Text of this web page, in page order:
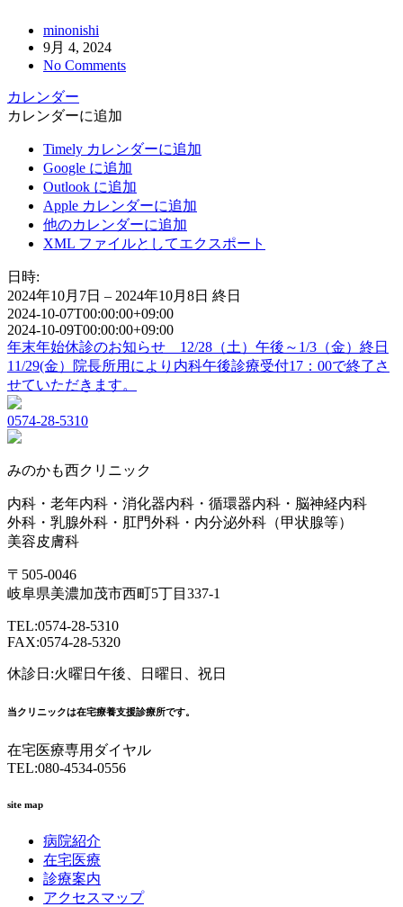
minonishi
9月 4, 2024
No Comments
カレンダー
カレンダーに追加
Timely カレンダーに追加
Google に追加
Outlook に追加
Apple カレンダーに追加
他のカレンダーに追加
XML ファイルとしてエクスポート
日時:
2024年10月7日 – 2024年10月8日 終日
2024-10-07T00:00:00+09:00
2024-10-09T00:00:00+09:00
年末年始休診のお知らせ 12/28（土）午後～1/3（金）終日
11/29(金）院長所用により内科午後診療受付17：00で終了さ
せていただきます。
0574-28-5310
みのかも西クリニック
内科・老年内科・消化器内科・循環器内科・脳神経内科
外科・乳腺外科・肛門外科・内分泌外科（甲状腺等）
美容皮膚科
〒505-0046
岐阜県美濃加茂市西町5丁目337-1
TEL:0574-28-5310
FAX:0574-28-5320
休診日:火曜日午後、日曜日、祝日
当クリニックは在宅療養支援診療所です。
在宅医療専用ダイヤル
TEL:080-4534-0556
site map
病院紹介
在宅医療
診療案内
アクセスマップ